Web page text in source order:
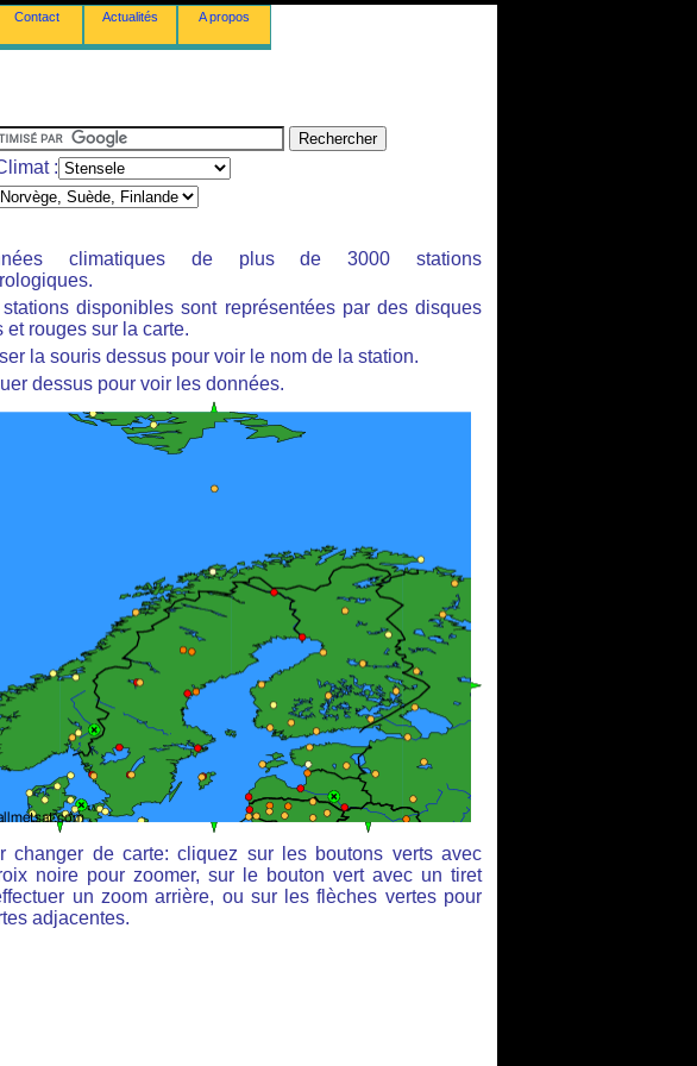
Contact Actualités A propos
:
climatiques de plus de 3000 stations
stations disponibles sont représentées par des disques
et rouges sur la carte.
la souris dessus pour voir le nom de la station.
dessus pour voir les données.
changer de carte: cliquez sur les boutons verts avec
noire pour zoomer, sur le bouton vert avec un tiret
un zoom arrière, ou sur les flèches vertes pour
adjacentes.